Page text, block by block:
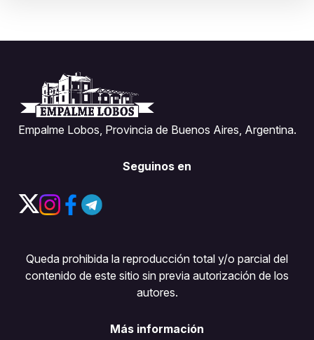
Empalme Lobos, Provincia de Buenos Aires, Argentina.
Seguinos en
Queda prohibida la reproducción total y/o parcial del
contenido de este sitio sin previa autorización de los
autores.
Más información